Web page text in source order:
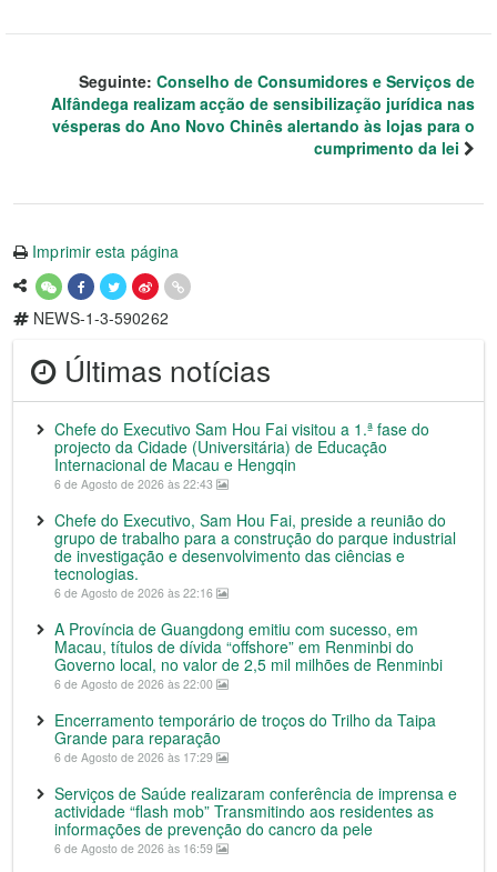
Seguinte: Conselho de Consumidores e Serviços de
Alfândega realizam acção de sensibilização jurídica nas
vésperas do Ano Novo Chinês alertando às lojas para o
cumprimento da lei
Imprimir esta página
NEWS-1-3-590262
Últimas notícias
Chefe do Executivo Sam Hou Fai visitou a 1.ª fase do
projecto da Cidade (Universitária) de Educação
Internacional de Macau e Hengqin
6 de Agosto de 2026 às 22:43
Chefe do Executivo, Sam Hou Fai, preside a reunião do
grupo de trabalho para a construção do parque industrial
de investigação e desenvolvimento das ciências e
tecnologias.
6 de Agosto de 2026 às 22:16
A Província de Guangdong emitiu com sucesso, em
Macau, títulos de dívida “offshore” em Renminbi do
Governo local, no valor de 2,5 mil milhões de Renminbi
6 de Agosto de 2026 às 22:00
Encerramento temporário de troços do Trilho da Taipa
Grande para reparação
6 de Agosto de 2026 às 17:29
Serviços de Saúde realizaram conferência de imprensa e
actividade “flash mob” Transmitindo aos residentes as
informações de prevenção do cancro da pele
6 de Agosto de 2026 às 16:59